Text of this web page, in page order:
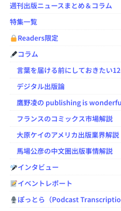
週刊出版ニュースまとめ＆コラム
特集一覧
Readers限定
コラム
言葉を届ける前にしておきたい
デジタル出版論
鷹野凌の publishing is
フランスのコミックス市場解説
大原ケイのアメリカ出版業界解説
馬場公彦の中文圏出版事情解説
インタビュー
イベントレポート
ぽっとら（Podcast